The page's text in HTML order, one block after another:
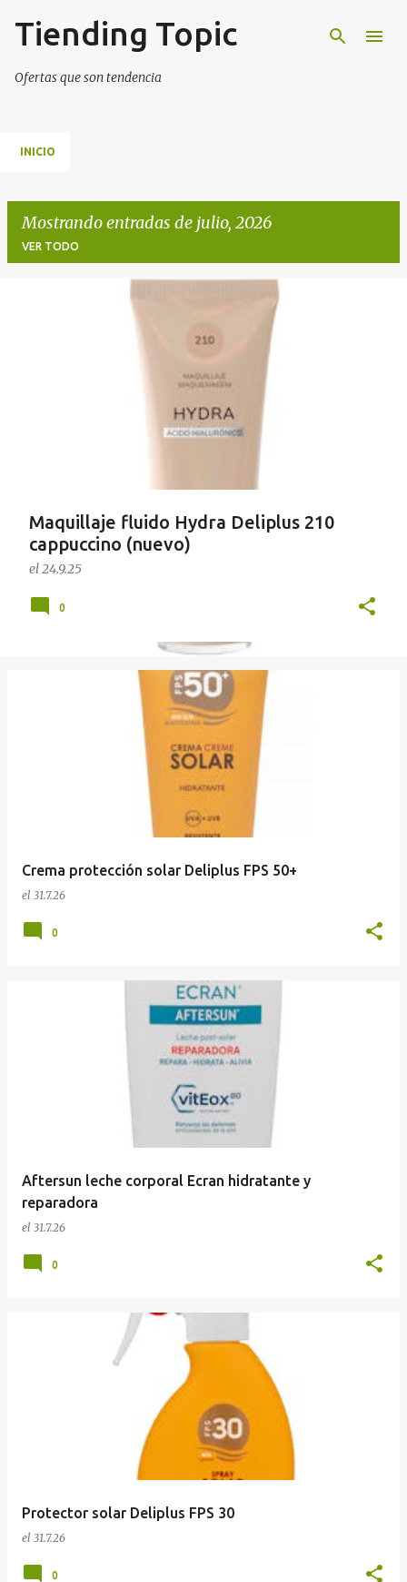
Ir al contenido principal
Tiending Topic
Ofertas que son tendencia
INICIO
Mostrando entradas de julio, 2026
VER TODO
Maquillaje fluido Hydra Deliplus 210
cappuccino (nuevo)
el24.9.25
0
Crema protección solar Deliplus FPS 50+
el 31.7.26
0
Aftersun leche corporal Ecran hidratante y
reparadora
el 31.7.26
0
Protector solar Deliplus FPS 30
el 31.7.26
0